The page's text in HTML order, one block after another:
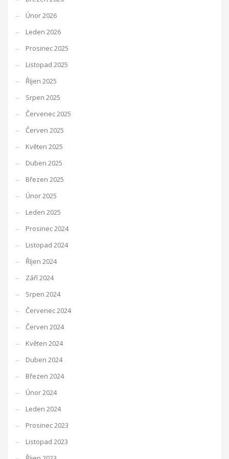
Únor 2026
Leden 2026
Prosinec 2025
Listopad 2025
Říjen 2025
Srpen 2025
Červenec 2025
Červen 2025
Květen 2025
Duben 2025
Březen 2025
Únor 2025
Leden 2025
Prosinec 2024
Listopad 2024
Říjen 2024
Září 2024
Srpen 2024
Červenec 2024
Červen 2024
Květen 2024
Duben 2024
Březen 2024
Únor 2024
Leden 2024
Prosinec 2023
Listopad 2023